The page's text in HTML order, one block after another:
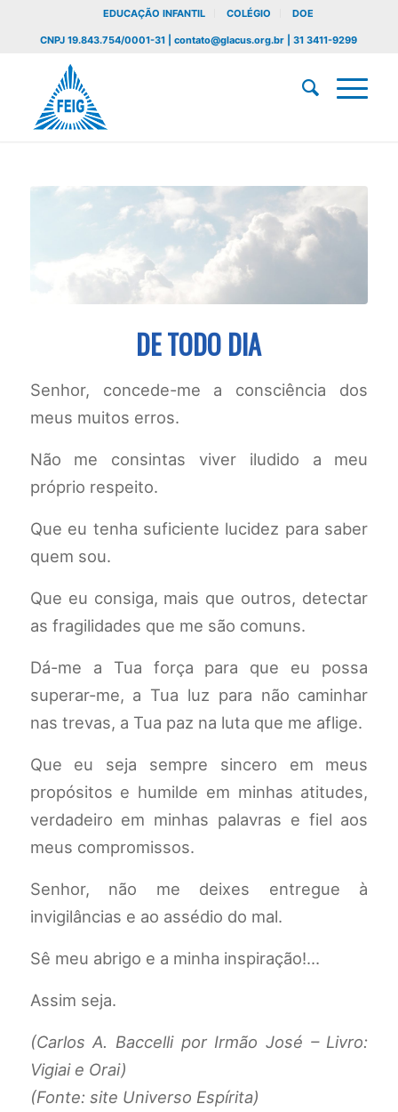
EDUCAÇÃO INFANTIL COLÉGIO DOE
CNPJ 19.843.754/0001-31 | contato@glacus.org.br | 31 3411-9299
DE TODO DIA
Senhor, concede-me a consciência dos
meus muitos erros.
Não me consintas viver iludido a meu
próprio respeito.
Que eu tenha suficiente lucidez para saber
quem sou.
Que eu consiga, mais que outros, detectar
as fragilidades que me são comuns.
Dá-me a Tua força para que eu possa
superar-me, a Tua luz para não caminhar
nas trevas, a Tua paz na luta que me aflige.
Que eu seja sempre sincero em meus
propósitos e humilde em minhas atitudes,
verdadeiro em minhas palavras e fiel aos
meus compromissos.
Senhor, não me deixes entregue à
invigilâncias e ao assédio do mal.
Sê meu abrigo e a minha inspiração!…
Assim seja.
(Carlos A. Baccelli por Irmão José – Livro:
Vigiai e Orai)
(Fonte: site Universo Espírita)